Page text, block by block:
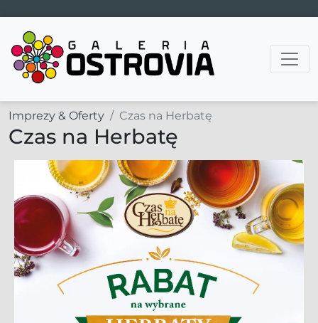
Main Navigation
Imprezy & Oferty Czas na Herbatę
Czas na Herbatę